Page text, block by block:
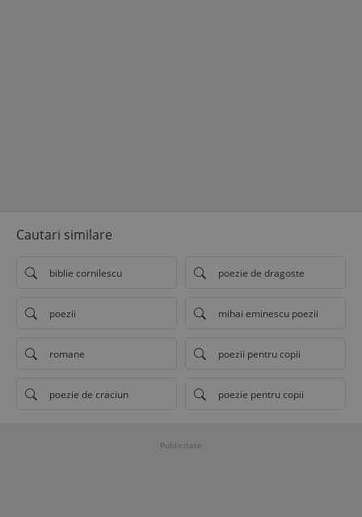
Cautari similare
biblie cornilescu poezie de dragoste
poezii mihai eminescu poezii
romane poezii pentru copii
poezie de craciun poezie pentru copii
Publicitate